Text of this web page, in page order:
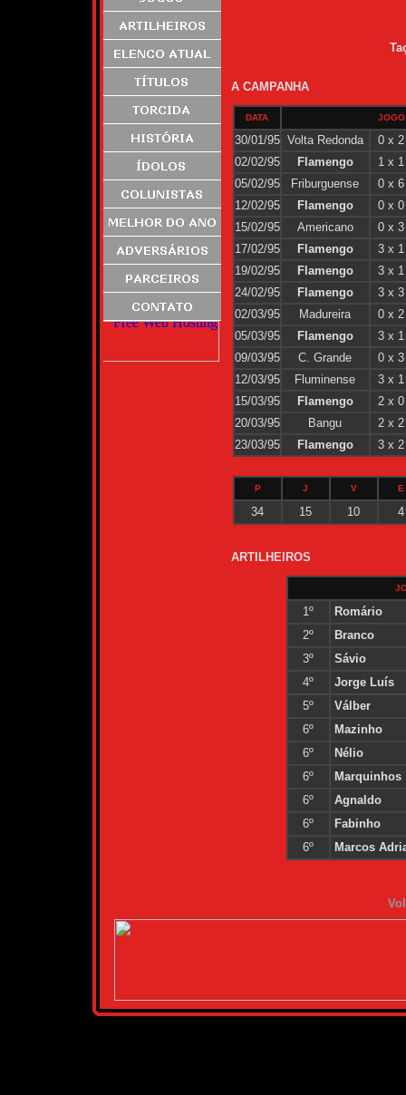
A CAMPANHA
DATA JOGO
30/01/95 Volta Redonda
0 x 2
02/02/95
Flamengo
1 x 1
05/02/95
Friburguense
0 x 6
12/02/95
Flamengo
0 x 0
15/02/95
Americano
0 x 3
17/02/95
Flamengo
3 x 1
19/02/95
Flamengo
3 x 1
24/02/95
Flamengo
3 x 3
02/03/95
Madureira
0 x 2
05/03/95
Flamengo
3 x 1
09/03/95
C. Grande
0 x 3
12/03/95
Fluminense
3 x 1
15/03/95
Flamengo
2 x 0
20/03/95
Bangu
2 x 2
23/03/95
Flamengo 3 x 2
P J V E
34 15 10 4
ARTILHEIROS
1º
Romário
2º
Branco
3º
Sávio
4º
Jorge Luís
5º
Válber
6º
Mazinho
6º
Nélio
6º
Marquinhos
6º
Agnaldo
6º
Fabinho
6º
Marcos